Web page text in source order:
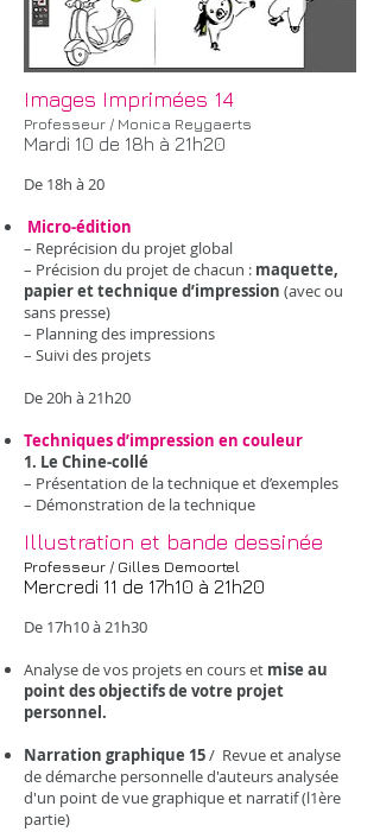
Images Imprimées 14
Professeur / Monica Reygaerts
Mardi 10 de 18h à 21h20
De 18h à 20
Micro-édition
– Reprécision du projet global
– Précision du projet de chacun : maquette,
papier et technique d’impression (avec ou
sans presse)
– Planning des impressions
– Suivi des projets
De 20h à 21h20
Techniques d’impression en couleur
1. Le Chine-collé
– Présentation de la technique et d’exemples
– Démonstration de la technique
Illustration et bande dessinée
Professeur / Gilles Demoortel
Mercredi 11 de 17h10 à 21h20
De 17h10 à 21h30
Analyse de vos projets en cours et mise au
point des objectifs de votre projet
personnel.
Narration graphique 15/ Revue et analyse
de démarche personnelle d'auteurs analysée
d'un point de vue graphique et narratif (l1ère
partie)